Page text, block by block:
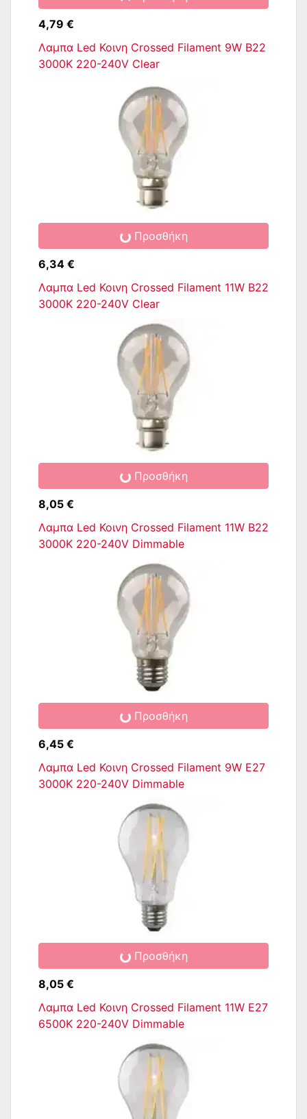
4,79 €
Λαμπα Led Κοινη Crossed Filament 9W Β22
3000K 220-240V Clear
Προσθήκη
6,34 €
Λαμπα Led Κοινη Crossed Filament 11W Β22
3000K 220-240V Clear
Προσθήκη
8,05 €
Λαμπα Led Κοινη Crossed Filament 11W B22
3000K 220-240V Dimmable
Προσθήκη
6,45 €
Λαμπα Led Κοινη Crossed Filament 9W E27
3000K 220-240V Dimmable
Προσθήκη
8,05 €
Λαμπα Led Κοινη Crossed Filament 11W E27
6500K 220-240V Dimmable